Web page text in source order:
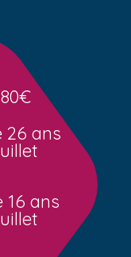
26 ans
16 ans